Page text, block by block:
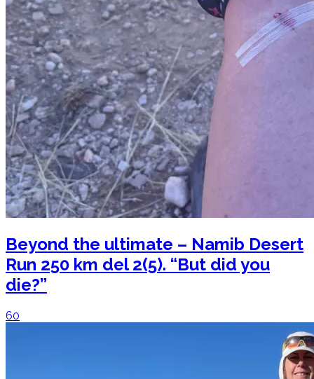
Beyond the ultimate – Namib Desert
Run 250 km del 2(5). “But did you
die?”
60